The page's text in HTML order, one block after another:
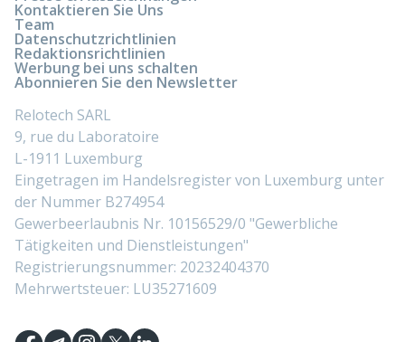
Kontaktieren Sie Uns
Team
Datenschutzrichtlinien
Redaktionsrichtlinien
Werbung bei uns schalten
Abonnieren Sie den Newsletter
Relotech SARL
9, rue du Laboratoire
L-1911 Luxemburg
Eingetragen im Handelsregister von Luxemburg unter
der Nummer B274954
Gewerbeerlaubnis Nr. 10156529/0 "Gewerbliche
Tätigkeiten und Dienstleistungen"
Registrierungsnummer: 20232404370
Mehrwertsteuer: LU35271609